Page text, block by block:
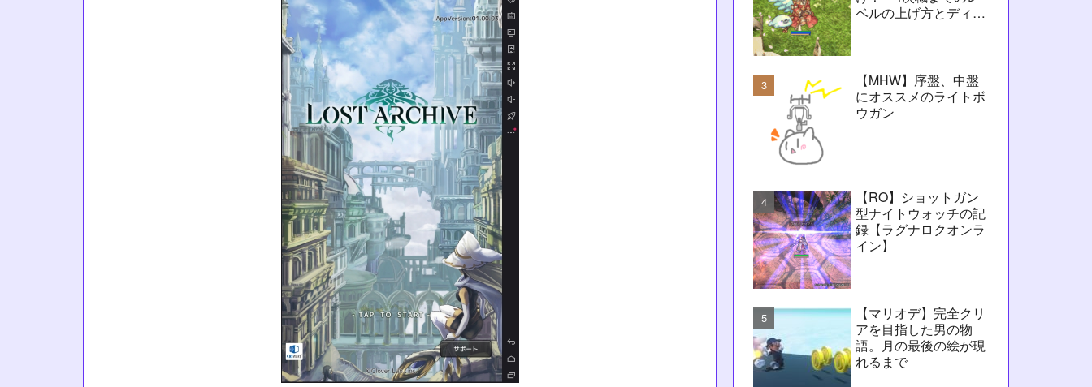
ベルの上げ方とディレ
【MHW】序盤、中盤
にオススメのライトボ
ウガン
【RO】ショットガン
型ナイトウォッチの記
録【ラグナロクオンラ
イン】
【マリオデ】完全クリ
アを目指した男の物
語。月の最後の絵が現
れるまで